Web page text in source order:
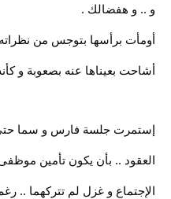
و .. و هفضالك .
أومأت برأسها بتوجس من
أشاحت بعيناها عنه بصعوبة و
إستمرت جلسة فارس و سما
العقود .. بأن يكون تأمين
الإجتماع و غزل لم تتركهما ..